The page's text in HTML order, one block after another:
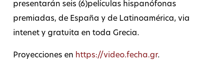
presentarán seis (6)películas hispanófonas
premiadas, de España y de Latinoamérica, via
intenet y gratuita en toda Grecia.
Proyecciones en https://video.fecha.gr.